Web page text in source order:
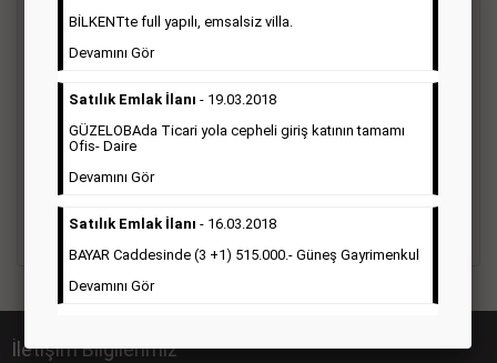
Ticari İlan (Hürriyet Gazetesi Reklam)
Hürriyet gazetesi Ticari ilan; firmaların tanıtımlarının, duyuru
gazetesine verilen ticari ilanları genellikle kurumsal firmalar
ile Finans, İnşaat, Turizm, Eğitim, Otomotiv sektörleri başta
olmak üzere bütün sektörler bu ilan türünü tercih
Detaylı Bilgi & İlan Örnekleri
İletişim Bilgilerimiz
BİLKENTte full yapılı, emsalsiz villa.
Devamını Gör
Satılık Emlak İlanı - 19.03.2018
GÜZELOBAda Ticari yola cepheli giriş katının tamamı
Ofis- Daire
Devamını Gör
Satılık Emlak İlanı - 16.03.2018
BAYAR Caddesinde (3 +1) 515.000.- Güneş Gayrimenkul
Devamını Gör